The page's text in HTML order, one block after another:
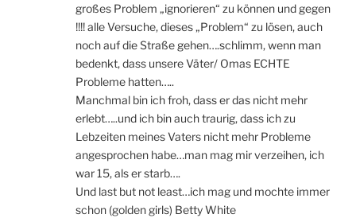
großes Problem „ignorieren“ zu können und gegen
!!!! alle Versuche, dieses „Problem“ zu lösen, auch
noch auf die Straße gehen….schlimm, wenn man
bedenkt, dass unsere Väter/ Omas ECHTE
Probleme hatten…..
Manchmal bin ich froh, dass er das nicht mehr
erlebt…..und ich bin auch traurig, dass ich zu
Lebzeiten meines Vaters nicht mehr Probleme
angesprochen habe…man mag mir verzeihen, ich
war 15, als er starb….
Und last but not least…ich mag und mochte immer
schon (golden girls) Betty White